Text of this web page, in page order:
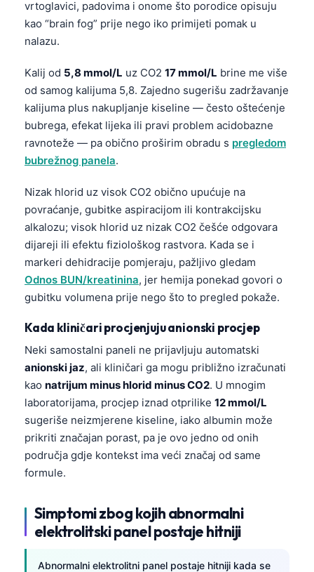
vrtoglavici, padovima i onome što porodice opisuju
kao “brain fog” prije nego iko primijeti pomak u
nalazu.
Kalij od 5,8 mmol/L uz CO2 17 mmol/L brine me više
od samog kalijuma 5,8. Zajedno sugerišu zadržavanje
kalijuma plus nakupljanje kiseline — često oštećenje
bubrega, efekat lijeka ili pravi problem acidobazne
ravnoteže — pa obično proširim obradu s pregledom
bubrežnog panela.
Nizak hlorid uz visok CO2 obično upućuje na
povraćanje, gubitke aspiracijom ili kontrakcijsku
alkalozu; visok hlorid uz nizak CO2 češće odgovara
dijareji ili efektu fiziološkog rastvora. Kada se i
markeri dehidracije pomjeraju, pažljivo gledam
Odnos BUN/kreatinina, jer hemija ponekad govori o
gubitku volumena prije nego što to pregled pokaže.
Kada kliničari procjenjuju anionski procjep
Neki samostalni paneli ne prijavljuju automatski
anionski jaz, ali kliničari ga mogu približno izračunati
kao natrijum minus hlorid minus CO2. U mnogim
laboratorijama, procjep iznad otprilike 12 mmol/L
sugeriše neizmjerene kiseline, iako albumin može
prikriti značajan porast, pa je ovo jedno od onih
područja gdje kontekst ima veći značaj od same
formule.
Simptomi zbog kojih abnormalni
elektrolitski panel postaje hitniji
Abnormalni elektrolitni panel postaje hitniji kada se
Монгол
ພາສາລາວ
Basa Jawa
ئۇيغۇرچە
Кыргызча
Татар теле
Беларуская мова
Esperanto
Frysk
Ślōnskŏ gŏdka
Norsk bokmål